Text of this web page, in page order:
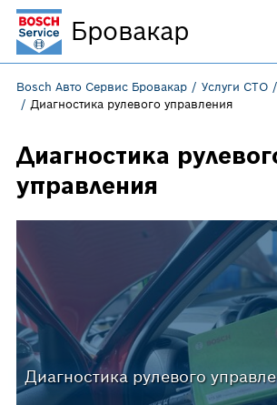
Bosch Авто Сервис Бровакар Услуги СТО
Диагностика рулевого управления
Диагностика
управления
Диагностика рулевого
Бровакар